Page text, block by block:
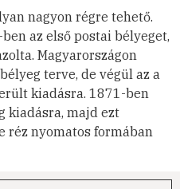
nagyon régre tehető.
az első postai bélyeget,
Magyarországon
terve, de végül az a
kiadásra. 1871-ben
kiadásra, majd ezt
réz nyomatos formában